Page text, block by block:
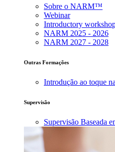
Sobre o NARM™
Webinar
Introductory
NARM 2025 - 2026
NARM 2027 - 2028
Outras Formações
Introdução ao toque
Supervisão
Supervisão Baseada